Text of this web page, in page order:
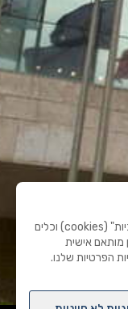
לידיעתכם, באתר זה נעשה שימוש ב"קבצי עוגיות" (cookies) וכלים
מותאם אישית
הפרטיות שלנו.